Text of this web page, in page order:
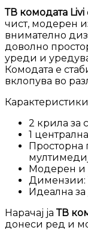
ТВ комодата Livi
чист, модерен
внимателно
доволно
уреди и
Комодата е
вклопува во
2 крила за
1
Просторна
Модерен и
Димензии:
Идеална
Нарачај јаТВ
донеси ред и